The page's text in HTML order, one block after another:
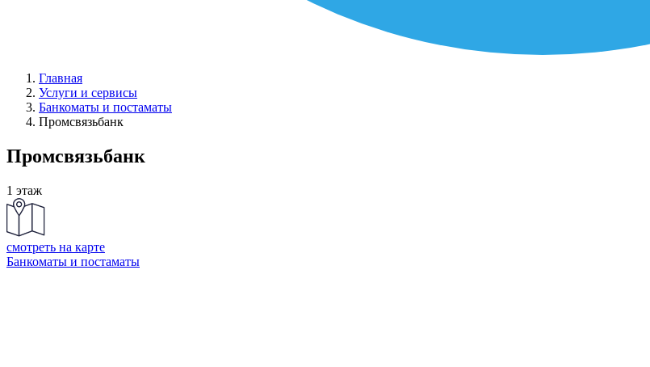
Главная
Услуги и сервисы
Банкоматы и постаматы
Промсвязьбанк
Промсвязьбанк
1 этаж
смотреть на карте
Банкоматы и постаматы